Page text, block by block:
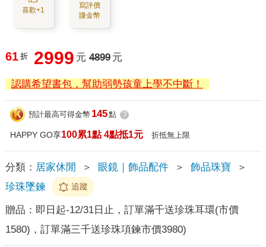
喜歡+1
寫評價
賺金幣
61 折 2999 元 4899 元
認購希望書包，幫助弱勢孩童上學不中斷！
預計最高可得金幣 145點 ?
HAPPY GO享100累1點 4點抵1元 折抵無上限
分類： 居家休閒 ＞ 眼鏡｜飾品配件 ＞ 飾品珠寶
＞
珍珠墜鍊
追蹤
贈品： 即日起-12/31日止，訂單滿千送珍珠耳環(市價
1580)，訂單滿三千送珍珠項鍊市價3980)